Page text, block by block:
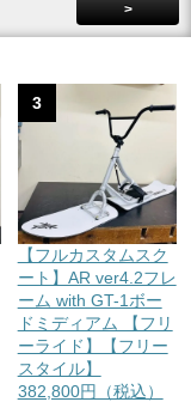
>
3
【フルカスタムスク
ート】AR ver4.2フレ
ーム with GT-1ボー
ドミディアム 【フリ
ーライド】【フリー
スタイル】
382,800円（税込）